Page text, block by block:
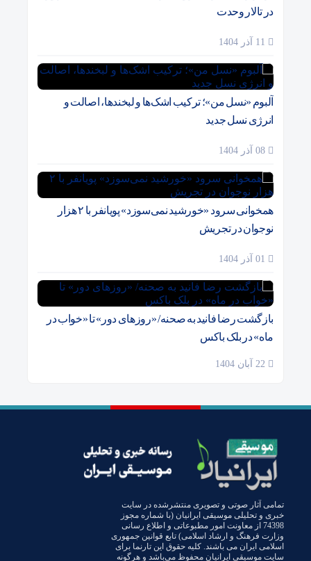
در تالار وحدت
آلبوم «نسل من»؛ ترکیب اشک‌ها و لبخندها، اصالت و
انرژی نسل جدید
همخوانی سرود «خورشید نمی‌سوزد» پویانفر با ۲ هزار
نوجوان در تجریش
بازگشت رضا فانید به صحنه/ «روزهای دور» تا «خواب در
ماه» در بلک باکس
تمامی آثار صوتی و تصویری منتشرشده در سایت
خبری و تحلیلی موسیقی ایرانیان (با شماره مجوز
74398 از معاونت امور مطبوعاتی و اطلاع رسانی
وزارت فرهنگ و ارشاد اسلامی) تابع قوانین جمهوری
اسلامی ایران می باشند. کلیه حقوق این تارنما برای
سایت موسیقی ایرانیان محفوظ می‌باشد و هرگونه